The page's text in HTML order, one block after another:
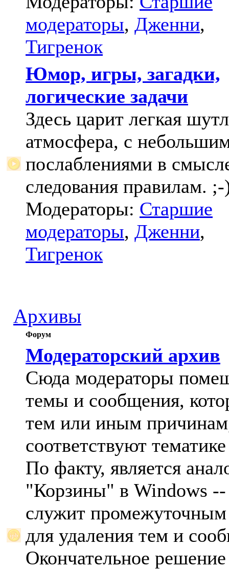
модераторы, Дженни,
Тигренок
Юмор, игры, загадки,
логические задачи
Здесь царит легкая
атмосфера, с
послаблениями в
следования правилам.
Модераторы: Старшие
модераторы, Дженни,
Тигренок
Архивы
Форум
Модераторский архив
Сюда модераторы
темы и сообщения,
тем или иным
соответствуют
По факту, является
"Корзины" в Windows --
служит промежуточным
для удаления тем и
Окончательное